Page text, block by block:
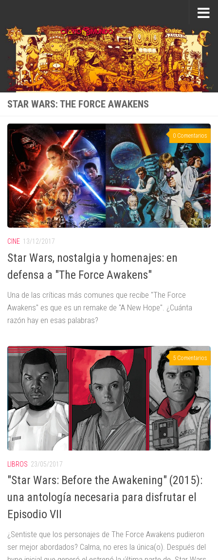
STAR WARS: THE FORCE AWAKENS
0 Comentarios
CINE 13/12/2017
Star Wars, nostalgia y homenajes: en
defensa a "The Force Awakens"
Una de las críticas más comunes que recibe "The Force
Awakens" es que es un remake de "A New Hope". ¿Cuánta
razón hay en esas palabras?
5 Comentarios
LIBROS 23/05/2017
"Star Wars: Before the Awakening" (2015):
una antología necesaria para disfrutar el
Episodio VII
¿Sentiste que los personajes de The Force Awakens pudieron
ser mejor abordados? Calma, no eres la única(o). Después del